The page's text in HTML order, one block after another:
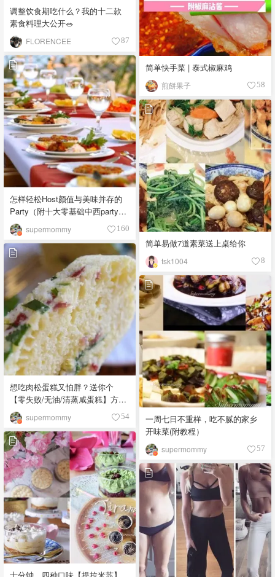
调整饮食期吃什么？我的十二款
素食料理大公开🥗
FLORENCEE 87
简单快手菜 | 泰式椒麻鸡
煎餅果子 58
怎样轻松Host颜值与美味并存的
Party（附十大零基础中西party美
食) supermommy 160
简单易做7道素菜送上桌给你
tsk1004 8
想吃肉松蛋糕又怕胖？送你个
【零失败/无油/清蒸咸蛋糕】方子
拿走不谢supermommy 54
一周七日不重样，吃不腻的家乡
开味菜(附教程）
supermommy 57